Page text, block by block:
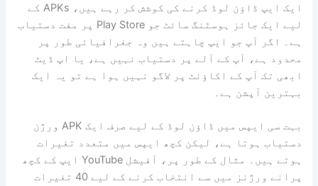
ایک ایپ ڈاؤن لوڈ کرنے کی کوشش کر رہے ہیں، APKs کے
لیے ایک جائز ہوسٹنگ سائٹ جو Play Store پر مفت دستیاب
ہے۔ اگر آپ جو ایپ چاہتے ہیں وہ جغرافیائی طور پر
محدود ہے، آپ کے آلے پر دستیاب نہیں ہے، یا اپ ڈیٹ
ابھی تک آپ کے اکاؤنٹ پر لاگو نہیں ہوا ہے تو یہ ایک
بہترین آپشن ہے۔
بہت سی ایپس میں ڈاؤن لوڈ کے لیے صرف ایک APK ورژن
دستیاب ہوتا ہے، لیکن کچھ ایپس میں متعدد تغیرات
ہوتے ہیں۔ مثال کے طور پر، آفیشل YouTube ایپ کے کچھ
پرانے ورژنز میں سے انتخاب کرنے کے لیے 40 تغیرات